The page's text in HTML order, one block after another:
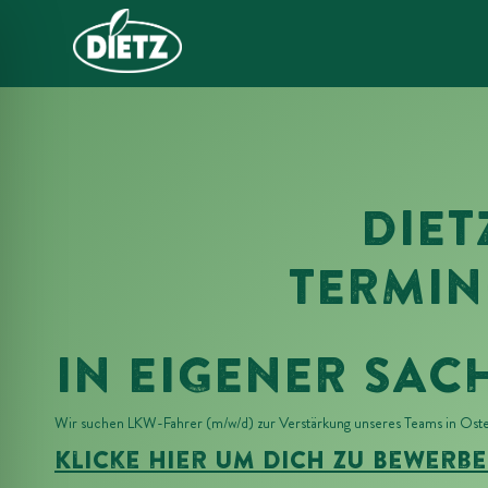
IN EIGENER
Wir suchen LKW-Fahrer (m/w/d) zur Verstärkung unseres Teams in
Klicke Hier Um Dich Zu